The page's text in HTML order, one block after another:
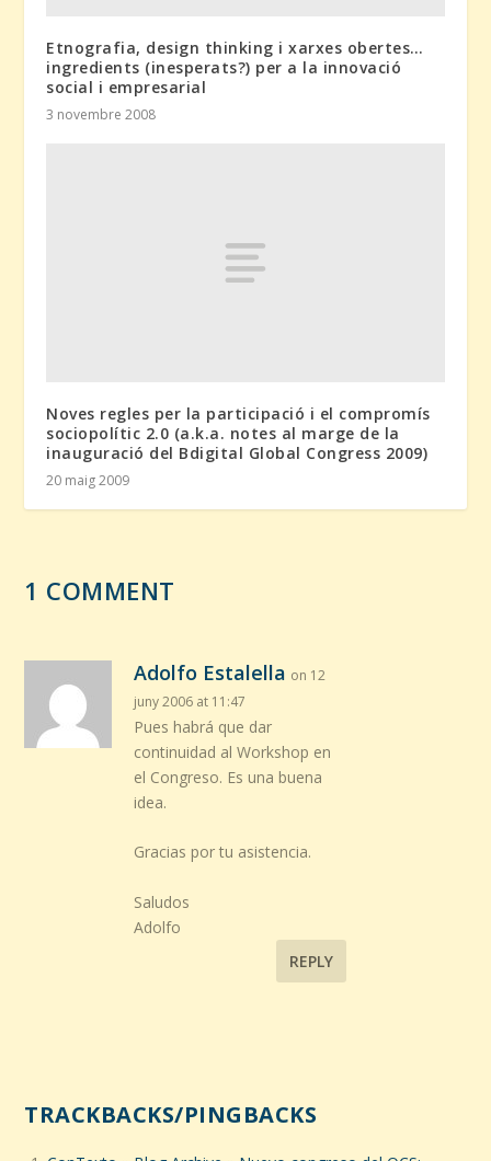
Etnografia, design thinking i xarxes obertes…
ingredients (inesperats?) per a la innovació
social i empresarial
3 novembre 2008
Noves regles per la participació i el compromís
sociopolític 2.0 (a.k.a. notes al marge de la
inauguració del Bdigital Global Congress 2009)
20 maig 2009
1 COMMENT
Adolfo Estalella on 12
juny 2006 at 11:47
Pues habrá que dar
continuidad al Workshop en
el Congreso. Es una buena
idea.
Gracias por tu asistencia.
Saludos
Adolfo
REPLY
TRACKBACKS/PINGBACKS